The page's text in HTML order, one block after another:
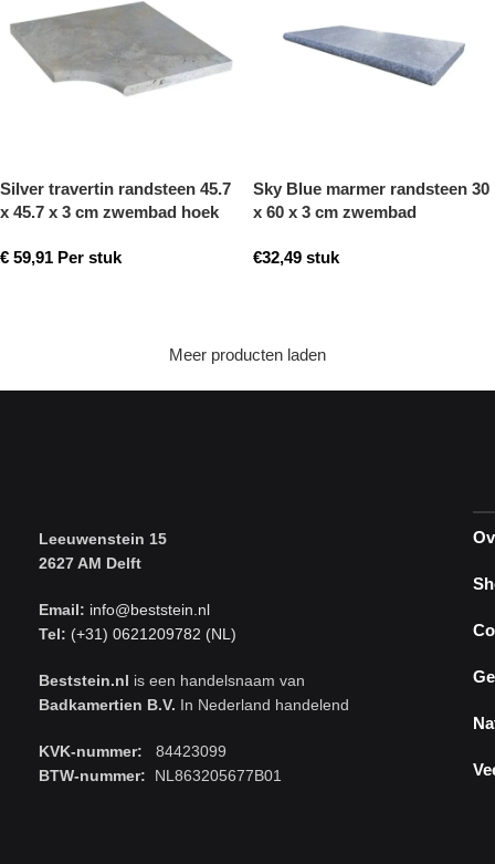
Silver travertin randsteen 45.7
x 45.7 x 3 cm zwembad hoek
€ 59,91 Per stuk
Sky Blue marmer randsteen 30
x 60 x 3 cm zwembad
€32,49 stuk
Meer producten laden
Leeuwenstein 15
2627 AM Delft
Email: info@beststein.nl
Tel: (+31) 0621209782 (NL)
Beststein.nl is een handelsnaam van
Badkamertien B.V. In Nederland handelend
KVK-nummer: 84423099
BTW-nummer: NL863205677B01